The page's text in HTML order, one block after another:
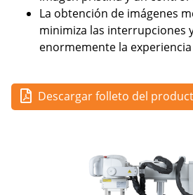
La obtención de imágenes
minimiza las interrupciones
enormemente la
Descargar folleto del